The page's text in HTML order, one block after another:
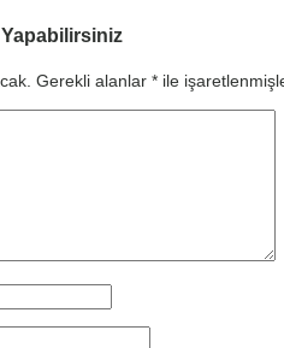
Gerekli alanlar * ile